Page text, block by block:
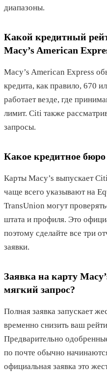
диапазоны.
Какой кредитный
Macy’s American
Macy’s American Express
кредита, как правило, 670
работает везде, где
лимит. Citi также
запросы.
Какое кредитное бюро
Карты Macy’s выпускает
чаще всего указывают на
TransUnion могут
штата и профиля. Это
поэтому сделайте все три
заявки.
Заявка на карту
мягкий запрос?
Полная заявка запускает
временно снизить ваш
Предварительно
по почте обычно
официальная заявка это